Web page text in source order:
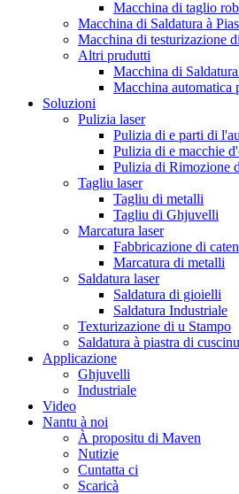
Macchina di taglio
Macchina di Saldatura à
Macchina di testurizazione
Altri prudutti
Macchina di
Macchina automatica
Soluzioni
Pulizia laser
Pulizia di e parti di
Pulizia di e macchie
Pulizia di Rimozione
Tagliu laser
Tagliu di metalli
Tagliu di Ghjuvelli
Marcatura laser
Fabbricazione di
Marcatura di metalli
Saldatura laser
Saldatura di gioielli
Saldatura Industriale
Texturizazione di u Stampo
Saldatura à piastra di cuscinu
Applicazione
Ghjuvelli
Industriale
Video
Nantu à noi
À propositu di Maven
Nutizie
Cuntatta ci
Scaricà